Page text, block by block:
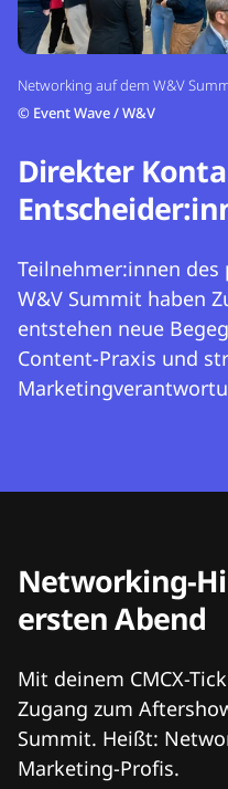
Networking auf dem W&V
© Event Wave / W&V
Direkter
Teilnehmer:innen
W&V Summit haben
entstehen neue
Content-Praxis und
Networking-
ersten Abend
Mit deinem CMCX-
Zugang zum
Summit. Heißt:
Marketing-Profis.